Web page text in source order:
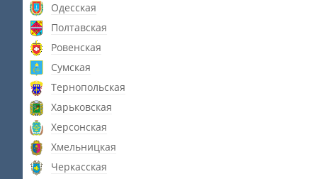
Одесская
Полтавская
Ровенская
Сумская
Тернопольская
Харьковская
Херсонская
Хмельницкая
Черкасская